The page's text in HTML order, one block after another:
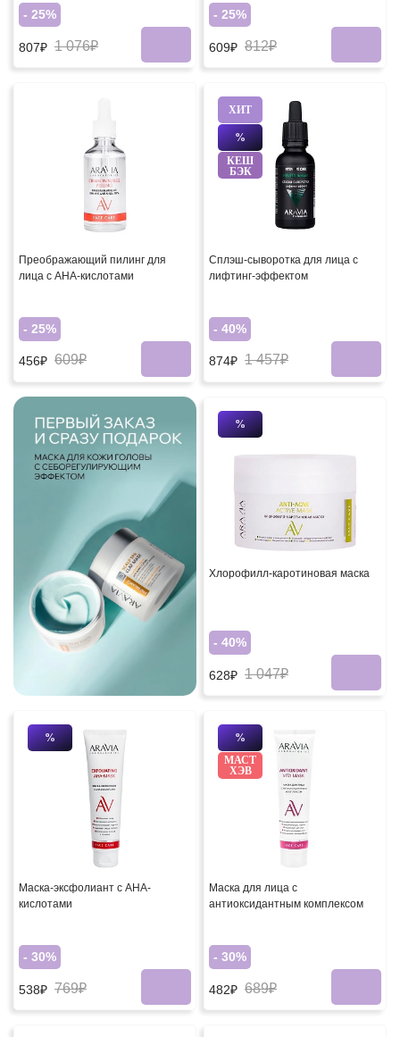
- 25%
807₽ 1 076₽
- 25%
609₽ 812₽
Преображающий пилинг для
лица с АНА-кислотами
- 25%
456₽ 609₽
ХИТ
%
КЕШ
БЭК
Сплэш-сыворотка для лица с
лифтинг-эффектом
- 40%
874₽ 1 457₽
%
Хлорофилл-каротиновая маска
- 40%
628₽ 1 047₽
%
Маска-эксфолиант с AHA-
кислотами
- 30%
538₽ 769₽
%
МАСТ
ХЭВ
Маска для лица с
антиоксидантным комплексом
- 30%
482₽ 689₽